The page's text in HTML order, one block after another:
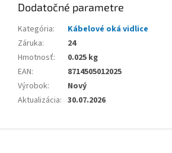
Dodatočné parametre
Kategória:
Kábelové oká vidlice
Záruka:
24
Hmotnosť:
0.025 kg
EAN:
8714505012025
Výrobok:
Nový
Aktualizácia: 30.07.2026